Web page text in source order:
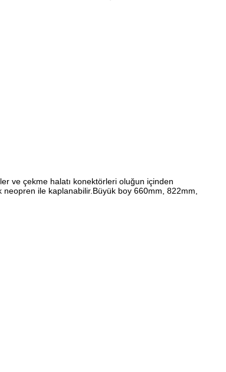
ve çekme halatı konektörleri oluğun içinden
ile kaplanabilir.Büyük boy 660mm, 822mm,